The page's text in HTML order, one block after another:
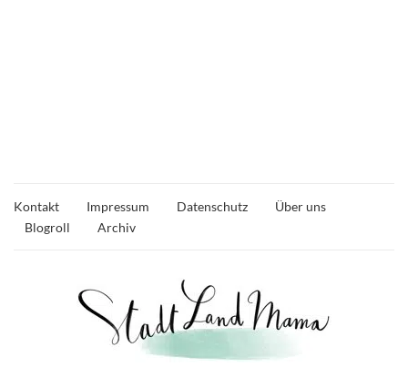
Kontakt Impressum Datenschutz
Über uns
Blogroll
Archiv